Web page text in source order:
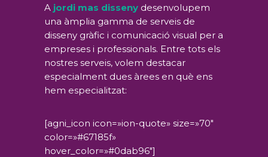
A jordi mas disseny desenvolupem
una àmplia gamma de serveis de
disseny gràfic i comunicació visual per a
empreses i professionals. Entre tots els
nostres serveis, volem destacar
especialment dues àrees en què ens
hem especialitzat:
[agni_icon icon=»ion-quote» size=»70″
color=»#67185f»
hover_color=»#0dab96″]